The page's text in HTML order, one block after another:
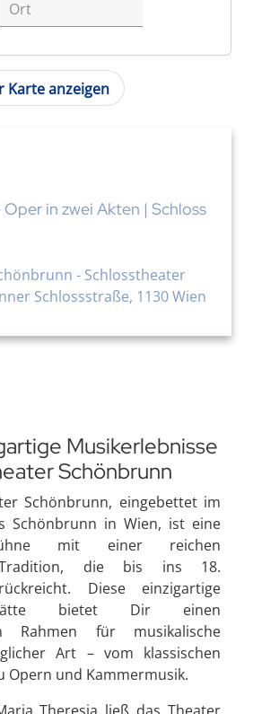
Karte anzeigen
in zwei Akten | Schloss
- Schlosstheater
Schlossstraße, 1130 Wien
Musikerlebnisse
Schönbrunn
Schönbrunn, eingebettet im
Schönbrunn in Wien, ist eine
mit einer reichen
Tradition, die bis ins 18.
Diese einzigartige
bietet Dir einen
Rahmen für musikalische
Art – vom klassischen
Opern und Kammermusik.
Theresia ließ das Theater